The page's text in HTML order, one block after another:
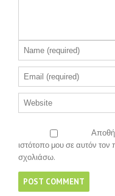
ιστότοπο μου σε αυτόν
σχολιάσω.